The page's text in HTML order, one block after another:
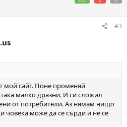
#3
мой сайт. Поне променяй
малко дразни. И си сложил
от потребители. Аз нямам нищо
човека може да се сърди и не се